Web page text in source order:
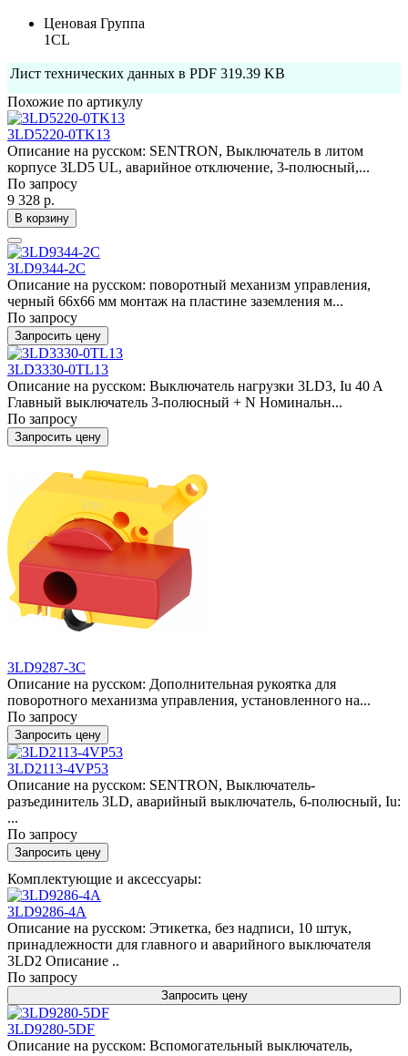
Ценовая Группа
1CL
Лист технических данных в PDF 319.39 KB
Похожие по артикулу
3LD5220-0TK13
Описание на русском: SENTRON, Выключатель в литом
корпусе 3LD5 UL, аварийное отключение, 3-полюсный,...
По запросу
9 328 р.
В корзину
3LD9344-2C
Описание на русском: поворотный механизм управления,
черный 66x66 мм монтаж на пластине заземления м...
По запросу
Запросить цену
3LD3330-0TL13
Описание на русском: Выключатель нагрузки 3LD3, Iu 40 A
Главный выключатель 3-полюсный + N Номинальн...
По запросу
Запросить цену
3LD9287-3C
Описание на русском: Дополнительная рукоятка для
поворотного механизма управления, установленного на...
По запросу
Запросить цену
3LD2113-4VP53
Описание на русском: SENTRON, Выключатель-
разъединитель 3LD, аварийный выключатель, 6-полюсный, Iu:
...
По запросу
Запросить цену
Комплектующие и аксессуары:
3LD9286-4A
Описание на русском: Этикетка, без надписи, 10 штук,
принадлежности для главного и аварийного выключателя
3LD2 Описание ..
По запросу
Запросить цену
3LD9280-5DF
Описание на русском: Вспомогательный выключатель,